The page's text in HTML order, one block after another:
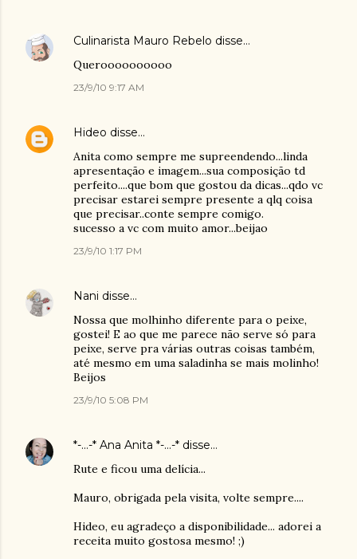
Culinarista Mauro Rebelo disse…
Queroooooooooo
23/9/10 9:17 AM
Hideo disse…
Anita como sempre me supreendendo...linda
apresentação e imagem...sua composição td
perfeito....que bom que gostou da dicas...qdo vc
precisar estarei sempre presente a qlq coisa
que precisar..conte sempre comigo.
sucesso a vc com muito amor...beijao
23/9/10 1:17 PM
Nani disse…
Nossa que molhinho diferente para o peixe,
gostei! E ao que me parece não serve só para
peixe, serve pra várias outras coisas também,
até mesmo em uma saladinha se mais molinho!
Beijos
23/9/10 5:08 PM
*-...-* Ana Anita *-...-* disse…
Rute e ficou uma delícia...
Mauro, obrigada pela visita, volte sempre....
Hideo, eu agradeço a disponibilidade... adorei a
receita muito gostosa mesmo! ;)